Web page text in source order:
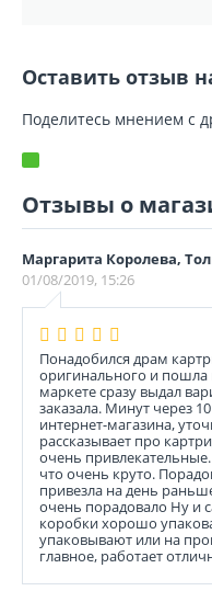
Оставить отзыв
Поделитесь мнением с
Отзывы о
Маргарита Королева,
01/08/2019, 15:26
Понадобился драм
оригинального и пошла
маркете сразу выдал
заказала. Минут через
интернет-магазина,
рассказывает про
очень
что очень круто.
привезла на день
очень порадовало Ну и
коробки хорошо
упаковывают или на
главное, работает